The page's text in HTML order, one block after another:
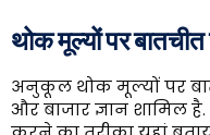
थोक मूल्यों पर
अनुकूल थोक मूल्यों पर
और बाजार ज्ञान शामिल